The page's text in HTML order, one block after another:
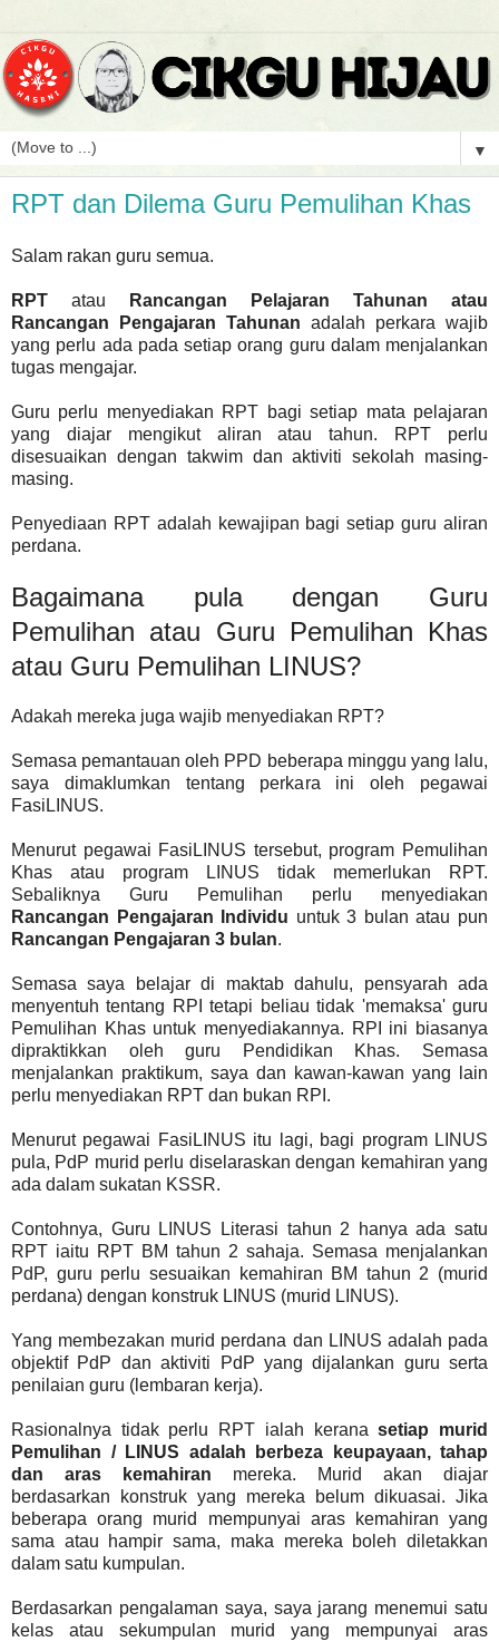
▼
RPT dan Dilema Guru Pemulihan Khas
Salam rakan guru semua.
RPT atau
Rancangan Pelajaran Tahunan atau
Rancangan Pengajaran Tahunan adalah perkara wajib
yang perlu ada pada setiap orang guru dalam menjalankan
tugas mengajar.
Guru perlu menyediakan RPT bagi setiap mata pelajaran
yang diajar mengikut aliran atau tahun. RPT perlu
disesuaikan dengan takwim dan aktiviti sekolah masing-
masing.
Penyediaan RPT adalah kewajipan bagi setiap guru aliran
perdana.
Bagaimana pula dengan Guru
Pemulihan atau Guru Pemulihan Khas
atau Guru Pemulihan LINUS?
Adakah mereka juga wajib menyediakan RPT?
Semasa pemantauan oleh PPD beberapa minggu yang lalu,
saya dimaklumkan tentang perkara ini oleh pegawai
FasiLINUS.
Menurut pegawai FasiLINUS tersebut, program Pemulihan
Khas atau program LINUS tidak memerlukan RPT.
Sebaliknya Guru Pemulihan perlu menyediakan
Rancangan Pengajaran Individu untuk 3 bulan atau pun
Rancangan Pengajaran 3 bulan.
Semasa saya belajar di maktab dahulu, pensyarah ada
menyentuh tentang RPI tetapi beliau tidak 'memaksa' guru
Pemulihan Khas untuk menyediakannya. RPI ini biasanya
dipraktikkan oleh guru Pendidikan Khas. Semasa
menjalankan praktikum, saya dan kawan-kawan yang lain
perlu menyediakan RPT dan bukan RPI.
Menurut pegawai FasiLINUS itu lagi, bagi program LINUS
pula, PdP murid perlu diselaraskan dengan kemahiran yang
ada dalam sukatan KSSR.
Contohnya, Guru LINUS Literasi tahun 2 hanya ada satu
RPT iaitu RPT BM tahun 2 sahaja. Semasa menjalankan
PdP, guru perlu sesuaikan kemahiran BM tahun 2 (murid
perdana) dengan konstruk LINUS (murid LINUS).
Yang membezakan murid perdana dan LINUS adalah pada
objektif PdP dan aktiviti PdP yang dijalankan guru serta
penilaian guru (lembaran kerja).
Rasionalnya tidak perlu RPT ialah keranasetiap murid
Pemulihan / LINUS adalah berbeza keupayaan, tahap
dan aras kemahiran mereka. Murid akan diajar
berdasarkan konstruk yang mereka belum dikuasai. Jika
beberapa orang murid mempunyai aras kemahiran yang
sama atau hampir sama, maka mereka boleh diletakkan
dalam satu kumpulan.
Berdasarkan pengalaman saya, saya jarang menemui satu
kelas atau sekumpulan murid yang mempunyai aras